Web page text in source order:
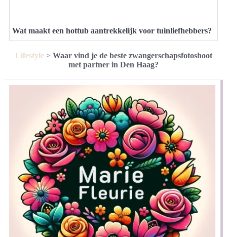
Wat maakt een hottub aantrekkelijk voor tuinliefhebbers?
Lifestyle> Waar vind je de beste zwangerschapsfotoshoot
met partner in Den Haag?